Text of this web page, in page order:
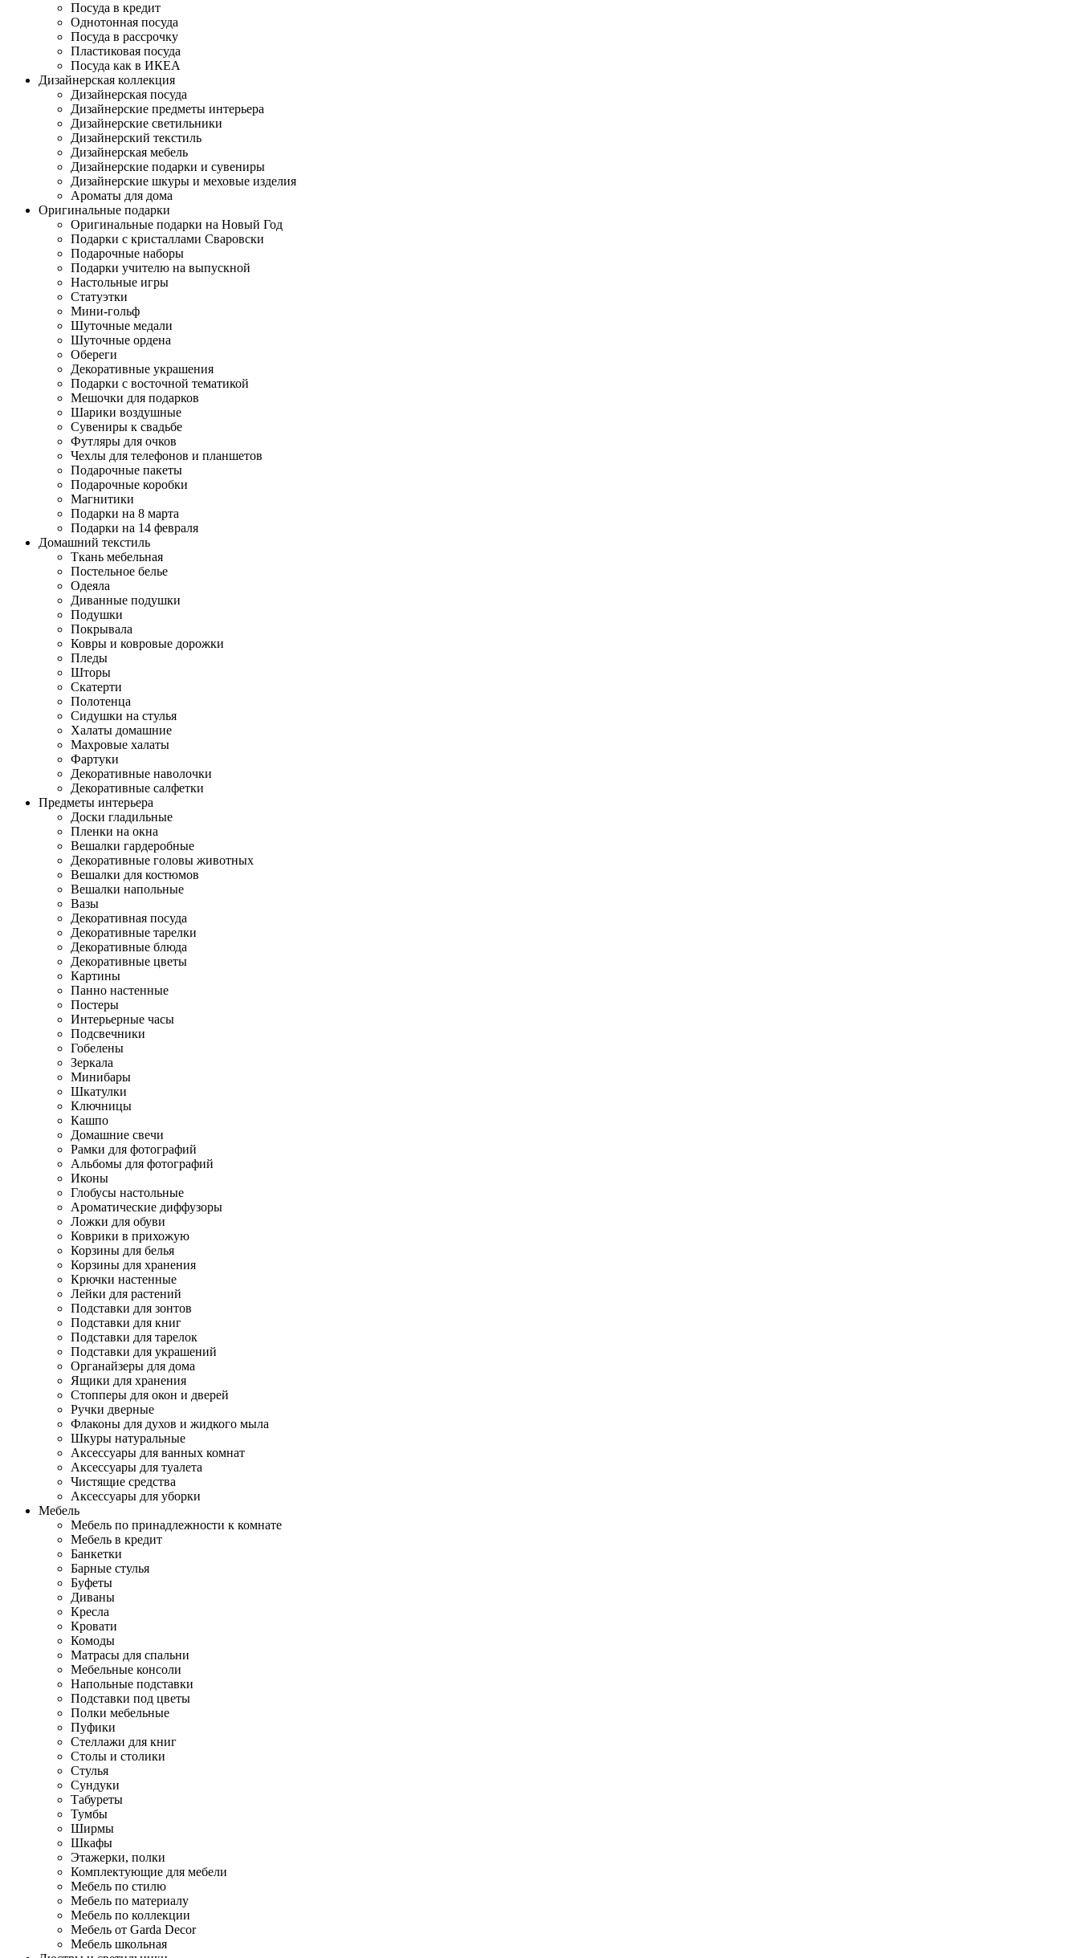
Посуда в кредит
Однотонная посуда
Посуда в рассрочку
Пластиковая посуда
Посуда как в ИКЕА
Дизайнерская коллекция
Дизайнерская посуда
Дизайнерские предметы интерьера
Дизайнерские светильники
Дизайнерский текстиль
Дизайнерская мебель
Дизайнерские подарки и сувениры
Дизайнерские шкуры и меховые изделия
Ароматы для дома
Оригинальные подарки
Оригинальные подарки на Новый Год
Подарки с кристаллами Сваровски
Подарочные наборы
Подарки учителю на выпускной
Настольные игры
Статуэтки
Мини-гольф
Шуточные медали
Шуточные ордена
Обереги
Декоративные украшения
Подарки с восточной тематикой
Мешочки для подарков
Шарики воздушные
Сувениры к свадьбе
Футляры для очков
Чехлы для телефонов и планшетов
Подарочные пакеты
Подарочные коробки
Магнитики
Подарки на 8 марта
Подарки на 14 февраля
Домашний текстиль
Ткань мебельная
Постельное белье
Одеяла
Диванные подушки
Подушки
Покрывала
Ковры и ковровые дорожки
Пледы
Шторы
Скатерти
Полотенца
Сидушки на стулья
Халаты домашние
Махровые халаты
Фартуки
Декоративные наволочки
Декоративные салфетки
Предметы интерьера
Доски гладильные
Пленки на окна
Вешалки гардеробные
Декоративные головы животных
Вешалки для костюмов
Вешалки напольные
Вазы
Декоративная посуда
Декоративные тарелки
Декоративные блюда
Декоративные цветы
Картины
Панно настенные
Постеры
Интерьерные часы
Подсвечники
Гобелены
Зеркала
Минибары
Шкатулки
Ключницы
Кашпо
Домашние свечи
Рамки для фотографий
Альбомы для фотографий
Иконы
Глобусы настольные
Ароматические диффузоры
Ложки для обуви
Коврики в прихожую
Корзины для белья
Корзины для хранения
Крючки настенные
Лейки для растений
Подставки для зонтов
Подставки для книг
Подставки для тарелок
Подставки для украшений
Органайзеры для дома
Ящики для хранения
Стопперы для окон и дверей
Ручки дверные
Флаконы для духов и жидкого мыла
Шкуры натуральные
Аксессуары для ванных комнат
Аксессуары для туалета
Чистящие средства
Аксессуары для уборки
Мебель
Мебель по принадлежности к комнате
Мебель в кредит
Банкетки
Барные стулья
Буфеты
Диваны
Кресла
Кровати
Комоды
Матрасы для спальни
Мебельные консоли
Напольные подставки
Подставки под цветы
Полки мебельные
Пуфики
Стеллажи для книг
Столы и столики
Стулья
Сундуки
Табуреты
Тумбы
Ширмы
Шкафы
Этажерки, полки
Комплектующие для мебели
Мебель по стилю
Мебель по материалу
Мебель по коллекции
Мебель от Garda Decor
Мебель школьная